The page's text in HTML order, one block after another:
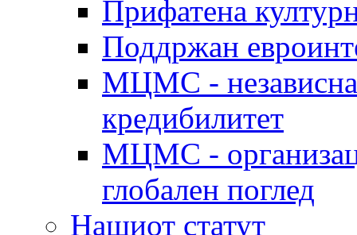
Прифатена
Поддржан
МЦМС - независна
кредибилитет
МЦМС -
глобален поглед
Нашиот статут